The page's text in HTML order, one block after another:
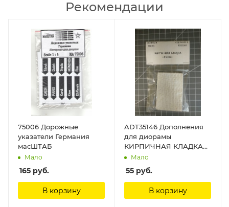
Рекомендации
75006 Дорожные
указатели Германия
масШТАБ
Мало
165 руб.
В корзину
ADT35146 Дополнения
для диорамы
КИРПИЧНАЯ КЛАДКА
DioramaTech 3
Мало
55 руб.
В корзину